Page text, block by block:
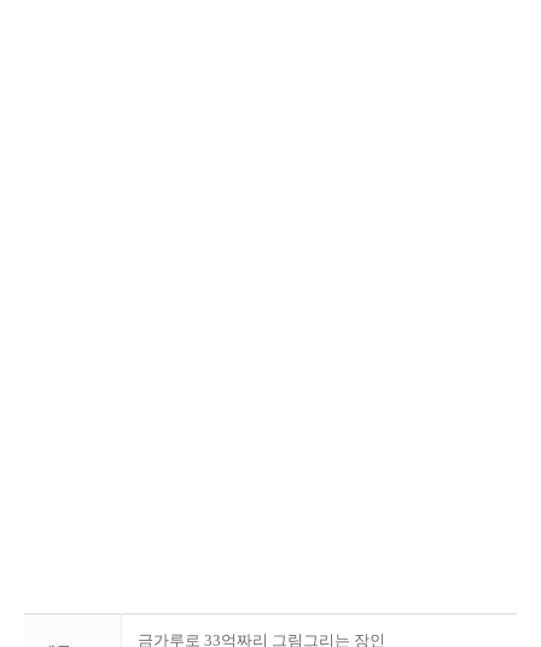
금가루로 33억짜리 그림그리는 장인